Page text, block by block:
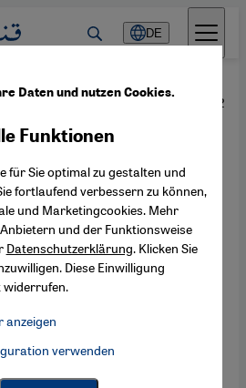
DE
Experten Björn Bentlage ·11.12.2012
Opposition
عربي
hält an ihrer
der Verfassung fest,
Daten und nutzen Cookies.
Funktionen
für Sie optimal zu gestalten und
fortlaufend verbessern zu können,
und Marketingcookies. Mehr
und der Funktionsweise
Datenschutzerklärung. Klicken Sie
Diese Einwilligung
widerrufen.
anzeigen
Connect, Google Maps Embed,
/ Facebook Connect
verwenden